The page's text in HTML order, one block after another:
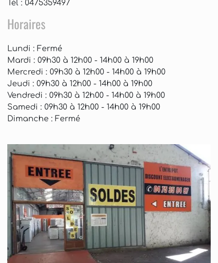
Tél : 0475359497
Horaires
Lundi : Fermé
Mardi : 09h30 à 12h00 - 14h00 à 19h00
Mercredi : 09h30 à 12h00 - 14h00 à 19h00
Jeudi : 09h30 à 12h00 - 14h00 à 19h00
Vendredi : 09h30 à 12h00 - 14h00 à 19h00
Samedi : 09h30 à 12h00 - 14h00 à 19h00
Dimanche : Fermé